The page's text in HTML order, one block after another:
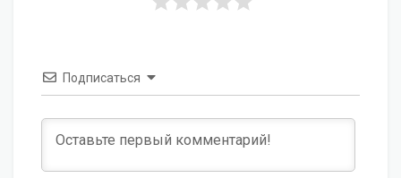
Подписаться